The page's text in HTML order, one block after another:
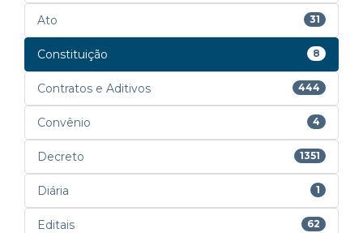
Ato 31
Constituição 8
Contratos e Aditivos 444
Convênio 4
Decreto 1351
Diária 1
Editais 62